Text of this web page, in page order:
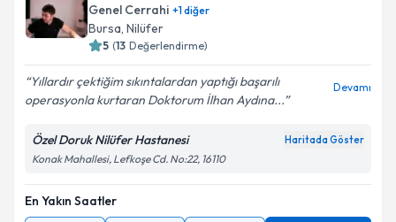
Genel Cerrahi +1diğer
Bursa, Nilüfer
5 (13 Değerlendirme)
Yıllardır çektiğim sıkıntalardan yaptığı başarılı
operasyonla kurtaran Doktorum İlhan Aydına...
Devamı
Özel Doruk Nilüfer Hastanesi Haritada Göster
Konak Mahallesi, Lefkoşe Cd. No:22, 16110
En Yakın Saatler